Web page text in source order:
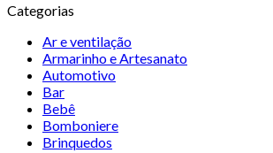
Categorias
Ar e ventilação
Armarinho e Artesanato
Automotivo
Bar
Bebê
Bomboniere
Brinquedos